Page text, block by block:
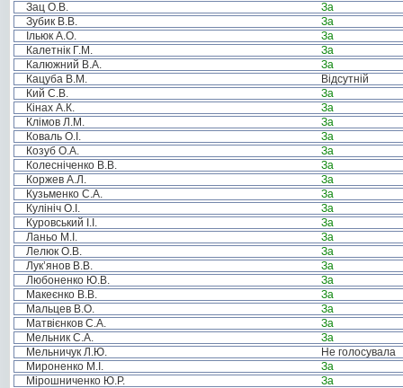
Зац О.В.
За
Зубик В.В.
За
Ільюк А.О.
За
Калетнік Г.М.
За
Калюжний В.А.
За
Кацуба В.М.
Відсутній
Кий С.В.
За
Кінах А.К.
За
Клімов Л.М.
За
Коваль О.І.
За
Козуб О.А.
За
Колесніченко В.В.
За
Коржев А.Л.
За
Кузьменко С.А.
За
Кулініч О.І.
За
Куровський І.І.
За
Ланьо М.І.
За
Лелюк О.В.
За
Лук’янов В.В.
За
Любоненко Ю.В.
За
Макеєнко В.В.
За
Мальцев В.О.
За
Матвієнков С.А.
За
Мельник С.А.
За
Мельничук Л.Ю.
Не голосувала
Мироненко М.І.
За
Мірошниченко Ю.Р.
За